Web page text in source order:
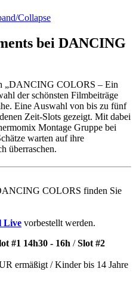
Collapse
bei DANCING
„DANCING COLORS – Ein
der schönsten Filmbeiträge
Eine Auswahl von bis zu fünf
Zeit-Slots gezeigt. Mit dabei
Montage Gruppe bei
warten auf ihre
überraschen.
COLORS finden Sie
Live vorbestellt werden.
#1 14h30 - 16h /Slot #2
ermäßigt / Kinder bis 14 Jahre